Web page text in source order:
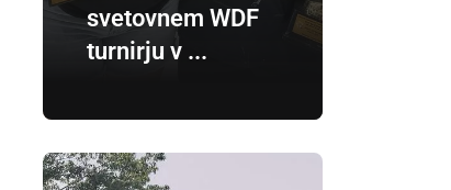
svetovnem WDF
turnirju v ...